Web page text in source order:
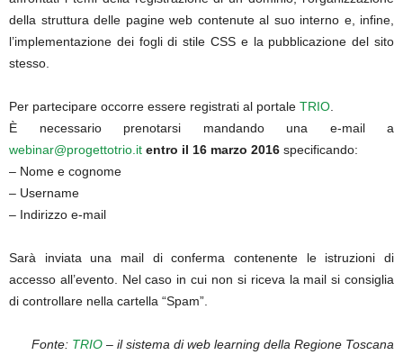
della struttura delle pagine web contenute al suo interno e, infine,
l’implementazione dei fogli di stile CSS e la pubblicazione del sito
stesso.
Per partecipare occorre essere registrati al portale TRIO
È necessario prenotarsi mandando una e-mail a
webinar@progettotrio.it entro il 16 marzo 2016 specificando:
– Nome e cognome
– Username
– Indirizzo e-mail
Sarà inviata una mail di conferma contenente le istruzioni di
accesso all’evento. Nel caso in cui non si riceva la mail si consiglia
di controllare nella cartella “Spam”.
Fonte: TRIO – il sistema di web learning della Regione Toscana